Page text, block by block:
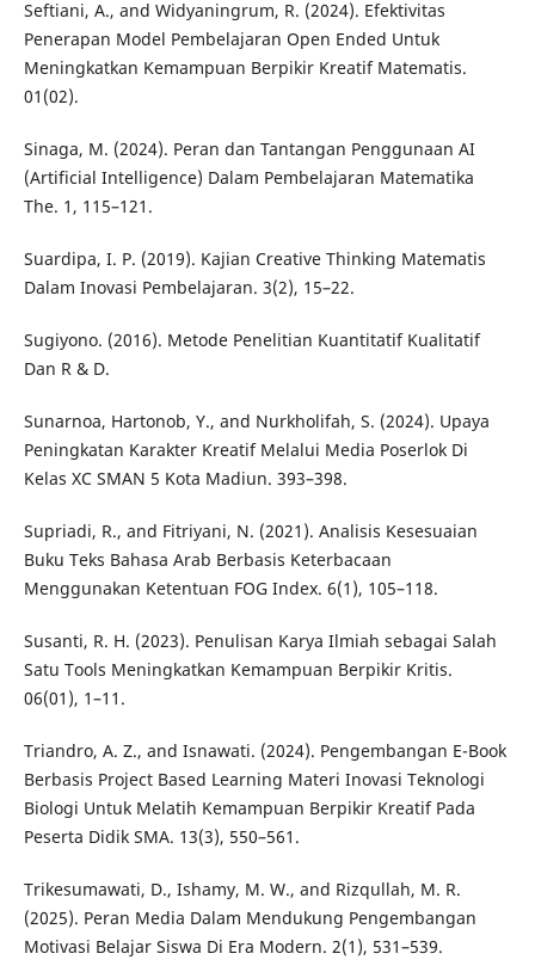
Seftiani, A., and Widyaningrum, R. (2024). Efektivitas
Penerapan Model Pembelajaran Open Ended Untuk
Meningkatkan Kemampuan Berpikir Kreatif Matematis.
01(02).
Sinaga, M. (2024). Peran dan Tantangan Penggunaan AI
(Artificial Intelligence) Dalam Pembelajaran Matematika
The. 1, 115–121.
Suardipa, I. P. (2019). Kajian Creative Thinking Matematis
Dalam Inovasi Pembelajaran. 3(2), 15–22.
Sugiyono. (2016). Metode Penelitian Kuantitatif Kualitatif
Dan R & D.
Sunarnoa, Hartonob, Y., and Nurkholifah, S. (2024). Upaya
Peningkatan Karakter Kreatif Melalui Media Poserlok Di
Kelas XC SMAN 5 Kota Madiun. 393–398.
Supriadi, R., and Fitriyani, N. (2021). Analisis Kesesuaian
Buku Teks Bahasa Arab Berbasis Keterbacaan
Menggunakan Ketentuan FOG Index. 6(1), 105–118.
Susanti, R. H. (2023). Penulisan Karya Ilmiah sebagai Salah
Satu Tools Meningkatkan Kemampuan Berpikir Kritis.
06(01), 1–11.
Triandro, A. Z., and Isnawati. (2024). Pengembangan E-Book
Berbasis Project Based Learning Materi Inovasi Teknologi
Biologi Untuk Melatih Kemampuan Berpikir Kreatif Pada
Peserta Didik SMA. 13(3), 550–561.
Trikesumawati, D., Ishamy, M. W., and Rizqullah, M. R.
(2025). Peran Media Dalam Mendukung Pengembangan
Motivasi Belajar Siswa Di Era Modern. 2(1), 531–539.